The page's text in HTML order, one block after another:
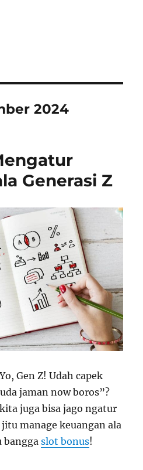
2024
Generasi Z
Gen Z! Udah capek
jaman now boros”?
juga bisa jago ngatur
manage keuangan ala
banggaslot bonus!